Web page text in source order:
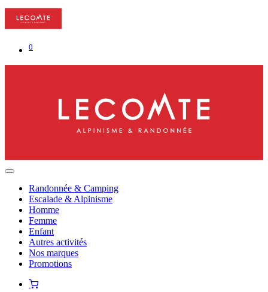
0
Randonnée & Camping
Escalade & Alpinisme
Homme
Femme
Enfant
Autres activités
Nos marques
Promotions